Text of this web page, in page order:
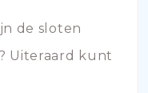
de sloten
Uiteraard kunt